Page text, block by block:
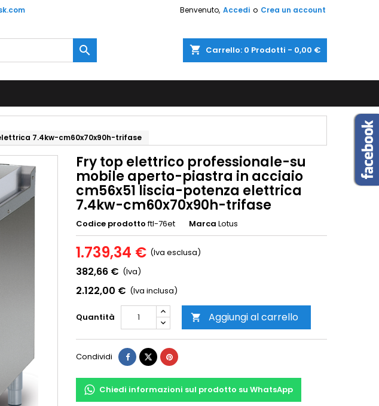
Benvenuto, Accedi o Crea un account
shopping_cart Carrello: 0 Prodotti - 0,00 €

7.4kw-cm60x70x90h-trifase
Fry top elettrico professionale-su
mobile aperto-piastra in acciaio
cm56x51 liscia-potenza elettrica
7.4kw-cm60x70x90h-trifase
Codice prodotto ftl-76et Marca Lotus
1.739,34 € (Iva esclusa)
382,66 € (Iva)
2.122,00 € (Iva inclusa)
Quantità  Aggiungi al carrello
Condividi
Chiedi informazioni sul prodotto su WhatsApp